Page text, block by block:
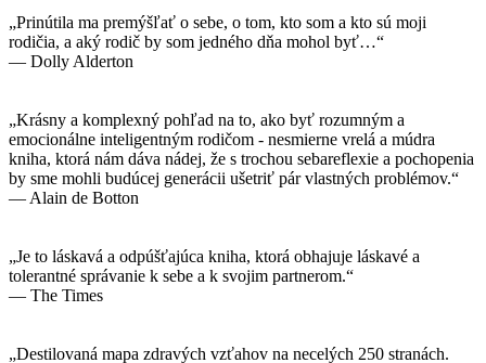
„Prinútila ma premýšľať o sebe, o tom, kto som a kto sú moji
rodičia, a aký rodič by som jedného dňa mohol byť…“
— Dolly Alderton
„Krásny a komplexný pohľad na to, ako byť rozumným a
emocionálne inteligentným rodičom - nesmierne vrelá a múdra
kniha, ktorá nám dáva nádej, že s trochou sebareflexie a pochopenia
by sme mohli budúcej generácii ušetriť pár vlastných problémov.“
— Alain de Botton
„Je to láskavá a odpúšťajúca kniha, ktorá obhajuje láskavé a
tolerantné správanie k sebe a k svojim partnerom.“
— The Times
„Destilovaná mapa zdravých vzťahov na necelých 250 stranách.